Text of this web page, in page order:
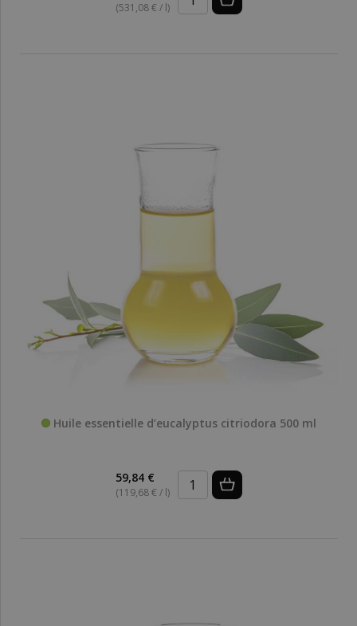
(531,08 € / l)
Huile essentielle d’eucalyptus citriodora 500 ml
59,84 €
(119,68 € / l)